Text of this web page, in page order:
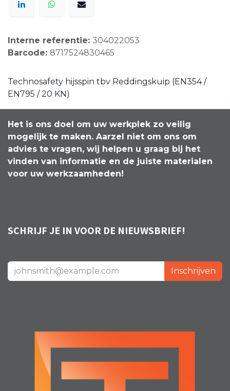
Interne referentie: 304022053
Barcode: 8717524830465
Technosafety hijsspin tbv Reddingskuip (EN354 /
EN795 / 20 KN)
Het is ons doel om uw werkplek zo veilig
mogelijk te maken. Aarzel niet om ons om
advies te vragen, wij helpen u graag bij het
vinden van informatie en de juiste materialen
voor uw werkzaamheden!
SCHRIJF JE IN VOOR DE NIEUWSBRIEF!
Inschrijven